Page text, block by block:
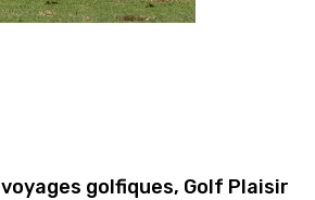
golfiques, Golf Plaisir